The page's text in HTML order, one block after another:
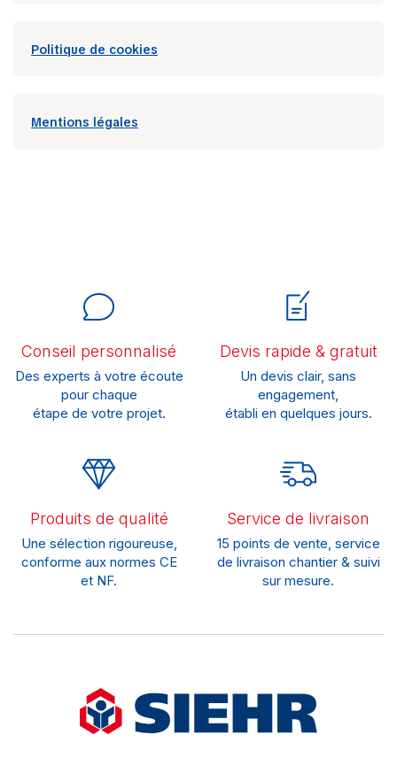
Politique de cookies
Mentions légales
Conseil personnalisé
Des experts à votre écoute
pour chaque
étape de votre projet.
Devis rapide & gratuit
Un devis clair, sans
engagement,
établi en quelques jours.
Produits de qualité
Une sélection rigoureuse,
conforme aux normes CE
et NF.
Service de livraison
15 points de vente, service
de livraison chantier & suivi
sur mesure.